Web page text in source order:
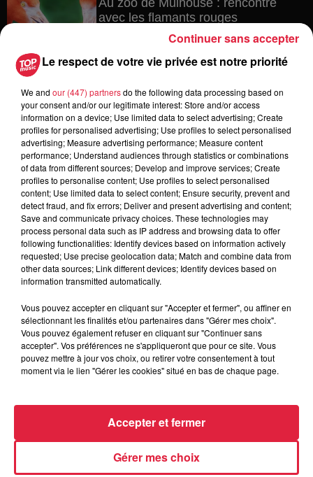
Au zoo de Mulhouse : rencontre
avec les flamants rouges
Les dernières infos sur la venue du
pape à Metz en septembre
5 août 2026
Europa-Park : des précisons sur
l’après Euro-Mir
Dans la même série
Horoscope du vendredi 07 août
2026
Le Mix de Nono #167
Le respect de votre vie privée est notre priorité
We and our (447) partnersdo the following data processing based on
your consent and/or our legitimate interest: Store and/or access
information on a device; Use limited data to select advertising; Create
profiles for personalised advertising; Use profiles to select personalised
advertising; Measure advertising performance; Measure content
performance; Understand audiences through statistics or combinations
of data from different sources; Develop and improve services; Create
profiles to personalise content; Use profiles to select personalised
content; Use limited data to select content; Ensure security, prevent and
detect fraud, and fix errors; Deliver and present advertising and content;
Save and communicate privacy choices. These technologies may
process personal data such as IP address and browsing data to offer
following functionalities: Identify devices based on information actively
requested; Use precise geolocation data; Match and combine data from
other data sources; Link different devices; Identify devices based on
information transmitted automatically.
Vous pouvez accepter en cliquant sur "Accepter et fermer", ou affiner en
sélectionnant les finalités et/ou partenaires dans "Gérer mes choix".
Vous pouvez également refuser en cliquant sur "Continuer sans
accepter". Vos préférences ne s'appliqueront que pour ce site. Vous
pouvez mettre à jour vos choix, ou retirer votre consentement à tout
moment via le lien "Gérer les cookies" situé en bas de chaque page.
Gérer mes choix
Accepter et fermer
Continuer sans accepter